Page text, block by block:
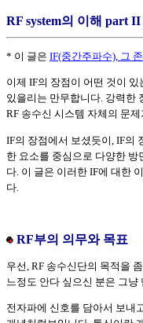
RF system의 이해 part II
* 이 글은 IF(중간주파수), 그
이제 IF의 장점이 어떤 것이
있을리는 만무합니다. 강력한
RF 송수신 시스템 자체의 문
IF의 장점에서 보셨듯이, IF의
한 요소를 중심으로 다양한 방
다. 이 글은 이러한 IF에 대한
다.
RF부의 의무와 목표
우선, RF 송수신단의 목적을
느정도 안다 싶으신 분은 그냥
전자파에 신호를 담아서 보내